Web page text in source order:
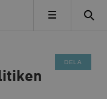
MENY
DELA